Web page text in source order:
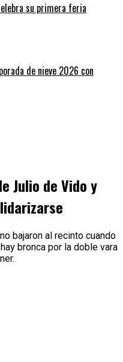
su primera feria
de nieve 2026 con
Julio de Vido y
bajaron al recinto cuando
bronca por la doble vara